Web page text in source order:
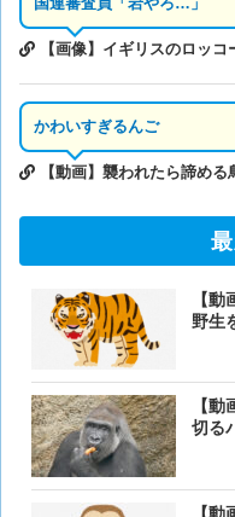
【画像】イギリスのロッ
かわいすぎるんご
【動画】襲われたら諦める
【
野生
【
切る